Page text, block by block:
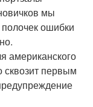
мы
ошибки
американского
сквозит первым